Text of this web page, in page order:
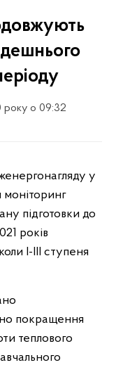
року о 09:32
моніторинг
підготовки до
років
I-III ступеня
покращення
теплового